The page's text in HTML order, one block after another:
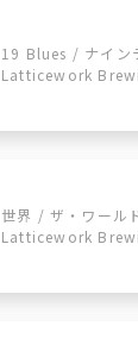
19 Blues / ナイン
Latticework
世界 / ザ・ワール
Latticework